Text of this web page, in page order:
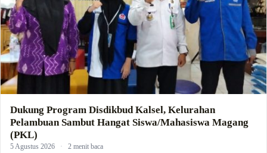
Dukung Program Disdikbud Kalsel, Kelurahan
Pelambuan Sambut Hangat Siswa/Mahasiswa Magang
(PKL)
5 Agustus 2026 · 2 menit baca